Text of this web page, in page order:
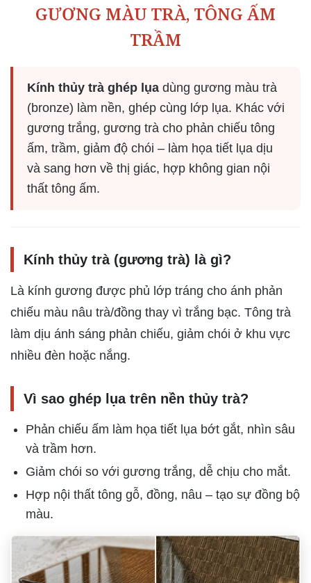
GƯƠNG MÀU TRÀ, TÔNG ẤM
TRẦM
Kính thủy trà ghép lụa dùng gương màu trà
(bronze) làm nền, ghép cùng lớp lụa. Khác với
gương trắng, gương trà cho phản chiếu tông
ấm, trầm, giảm độ chói – làm họa tiết lụa dịu
và sang hơn về thị giác, hợp không gian nội
thất tông ấm.
Kính thủy trà (gương trà) là gì?
Là kính gương được phủ lớp tráng cho ánh phản
chiếu màu nâu trà/đồng thay vì trắng bạc. Tông trà
làm dịu ánh sáng phản chiếu, giảm chói ở khu vực
nhiều đèn hoặc nắng.
Vì sao ghép lụa trên nền thủy trà?
Phản chiếu ấm làm họa tiết lụa bớt gắt, nhìn sâu
và trầm hơn.
Giảm chói so với gương trắng, dễ chịu cho mắt.
Hợp nội thất tông gỗ, đồng, nâu – tạo sự đồng bộ
màu.